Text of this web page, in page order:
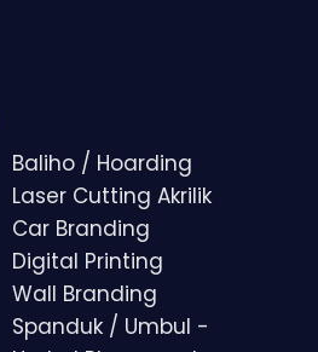
Baliho / Hoarding
Laser Cutting Akrilik
Car Branding
Digital Printing
Wall Branding
Spanduk / Umbul -